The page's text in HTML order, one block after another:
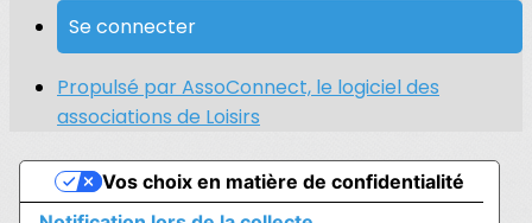
Se connecter
Propulsé par AssoConnect, le logiciel des
associations de Loisirs
Vos choix en matière de confidentialité